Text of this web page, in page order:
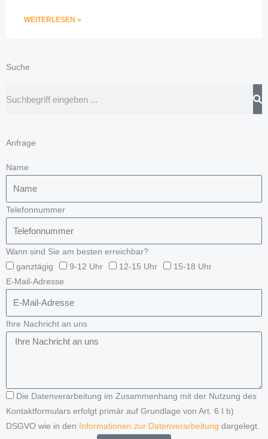
WEITERLESEN »
Suche
Anfrage
Name
Telefonnummer
Wann sind Sie am besten erreichbar?
ganztägig
9-12 Uhr 12-15 Uhr
15-18 Uhr
E-Mail-Adresse
Ihre Nachricht an uns
Die Datenverarbeitung im Zusammenhang mit der Nutzung des
Kontaktformulars erfolgt primär auf Grundlage von Art. 6 I b)
DSGVO wie in den Informationen zur Datenverarbeitung dargelegt.